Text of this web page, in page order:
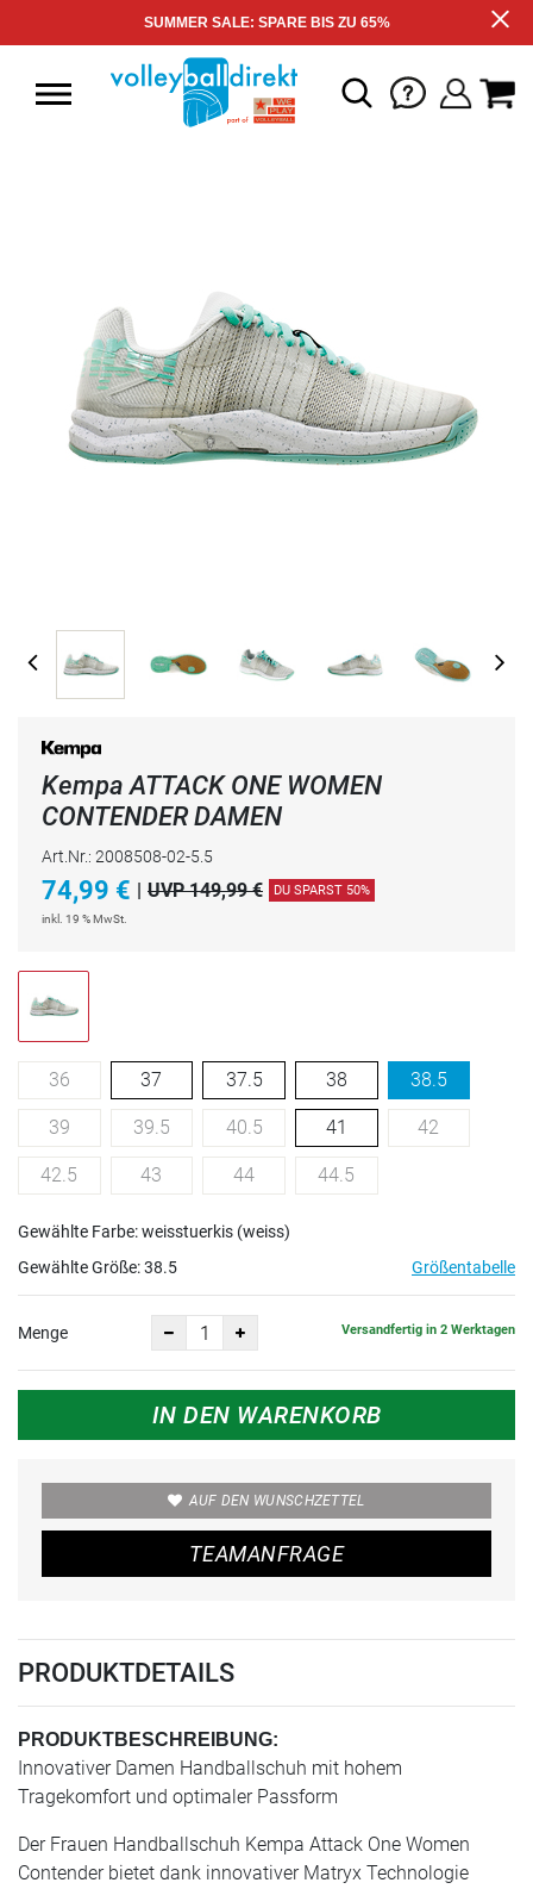
SUMMER SALE: SPARE BIS ZU 65%
Kempa ATTACK ONE WOMEN
CONTENDER DAMEN
Art.Nr.: 2008508-02-5.5
74,99 € | UVP 149,99 € DU SPARST 50%
inkl. 19 % MwSt.
36 37 37.5 38 38.5
39 39.5 40.5 41 42
42.5 43 44 44.5
Gewählte Farbe: weisstuerkis (weiss)
Gewählte Größe:38.5 Größentabelle
Menge Versandfertig in 2 Werktagen
IN DEN WARENKORB
AUF DEN WUNSCHZETTEL
TEAMANFRAGE
PRODUKTDETAILS
PRODUKTBESCHREIBUNG:
Innovativer Damen Handballschuh mit hohem
Tragekomfort und optimaler Passform
Der Frauen Handballschuh Kempa Attack One Women
Contender bietet dank innovativer Matryx Technologie